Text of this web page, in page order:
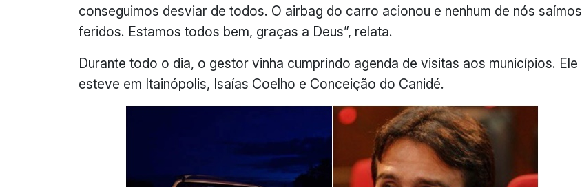
conseguimos desviar de todos. O airbag do carro acionou e nenhum de nós saímos
feridos. Estamos todos bem, graças a Deus”, relata.
Durante todo o dia, o gestor vinha cumprindo agenda de visitas aos municípios. Ele
esteve em Itainópolis, Isaías Coelho e Conceição do Canidé.